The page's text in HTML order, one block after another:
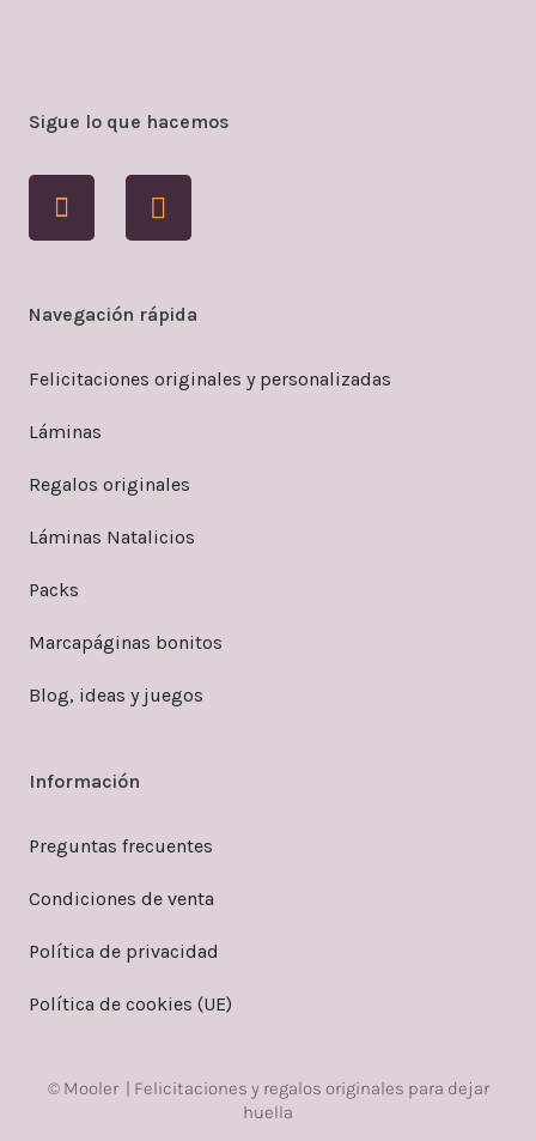
Sigue lo que hacemos
Navegación rápida
Felicitaciones originales y personalizadas
Láminas
Regalos originales
Láminas Natalicios
Packs
Marcapáginas bonitos
Blog, ideas y juegos
Información
Preguntas frecuentes
Condiciones de venta
Política de privacidad
Política de cookies (UE)
© Mooler | Felicitaciones y regalos originales para dejar
huella